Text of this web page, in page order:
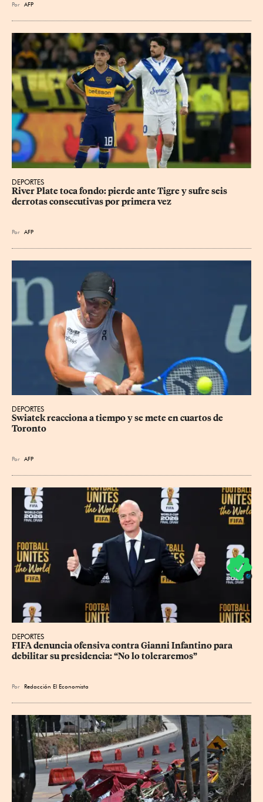
Por AFP
DEPORTES
River Plate toca fondo: pierde ante Tigre y sufre seis
derrotas consecutivas por primera vez
Por AFP
DEPORTES
Swiatek reacciona a tiempo y se mete en cuartos de
Toronto
Por AFP
DEPORTES
FIFA denuncia ofensiva contra Gianni Infantino para
debilitar su presidencia: “No lo toleraremos”
Por Redacción El Economista